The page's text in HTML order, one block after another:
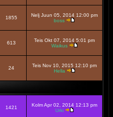
1855
Nelj Juun 05, 2014 12:00 pm
boss
613
Teis Okt 07, 2014 5:01 pm
Waikus
24
Teis Nov 10, 2015 12:10 pm
Hella
1421
Kolm Apr 02, 2014 12:13 pm
Urki